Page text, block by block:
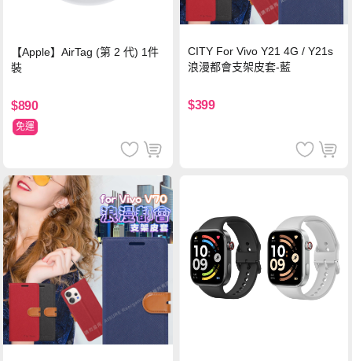
【Apple】AirTag (第 2 代) 1件
裝
$890
免運
CITY For Vivo Y21 4G / Y21s
浪漫都會支架皮套-藍
$399